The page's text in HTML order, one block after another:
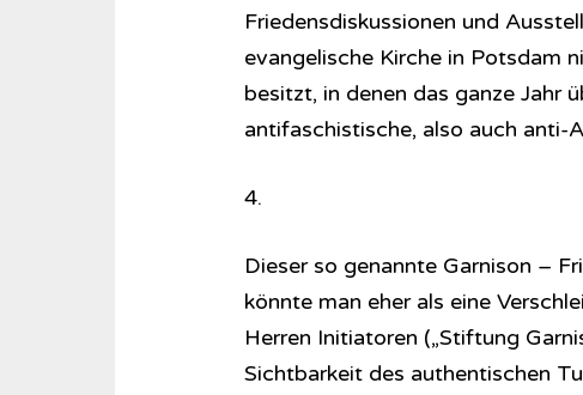
Friedensdiskussionen und
evangelische Kirche in Potsdam
besitzt, in denen das ganze Jahr
antifaschistische, also auch anti-
4.
Dieser so genannte Garnison –
könnte man eher als eine
Herren Initiatoren („Stiftung
Sichtbarkeit des authentischen